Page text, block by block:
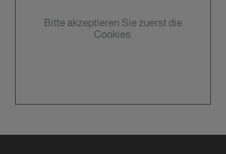
Bitte akzeptieren Sie zuerst die
Cookies.